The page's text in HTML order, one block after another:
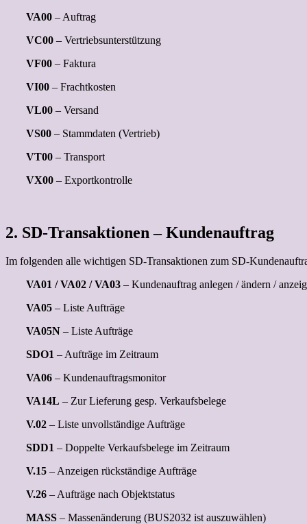
VA00 – Auftrag
VC00 – Vertriebsunterstützung
VF00 – Faktura
VI00 – Frachtkosten
VL00 – Versand
VS00 – Stammdaten (Vertrieb)
VT00 – Transport
VX00 – Exportkontrolle
2. SD-Transaktionen – Kundenauftrag
Im folgenden alle wichtigen SD-Transaktionen zum SD-
VA01 / VA02 / VA03 – Kundenauftrag anlegen / ändern /
VA05 – Liste Aufträge
VA05N – Liste Aufträge
SDO1 – Aufträge im Zeitraum
VA06 – Kundenauftragsmonitor
VA14L – Zur Lieferung gesp. Verkaufsbelege
V.02 – Liste unvollständige Aufträge
SDD1 – Doppelte Verkaufsbelege im Zeitraum
V.15 – Anzeigen rückständige Aufträge
V.26 – Aufträge nach Objektstatus
MASS – Massenänderung (BUS2032 ist auszuwählen)